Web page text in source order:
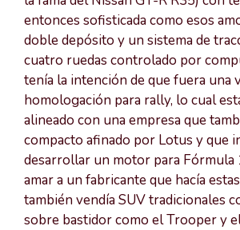
entonces sofisticada como esos
doble depósito y un sistema de
cuatro ruedas controlado por
tenía la intención de que fuera una
homologación para rally, lo cual
alineado con una empresa que
compacto afinado por Lotus y que
desarrollar un motor para Fórmula
amar a un fabricante que hacía
también vendía SUV tradicionales
sobre bastidor como el Trooper y